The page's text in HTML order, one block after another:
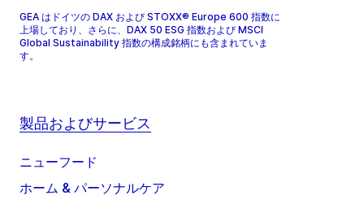
GEA はドイツの DAX および STOXX® Europe 600 指数に
上場しており、さらに、DAX 50 ESG 指数および MSCI
Global Sustainability 指数の構成銘柄にも含まれていま
す。
製品およびサービス
ニューフード
ホーム & パーソナルケア